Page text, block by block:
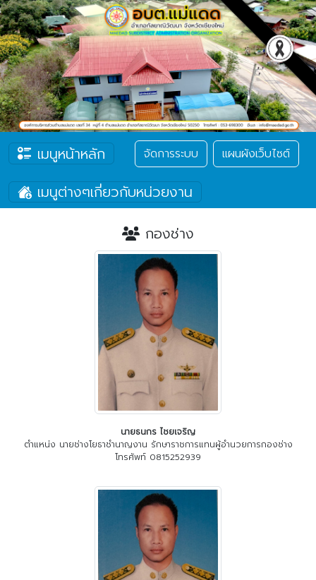
เมนูหน้าหลัก จัดการระบบ แผนผังเว็บไซต์
เมนูต่างๆเกี่ยวกับหน่วยงาน
กองช่าง
นายธนกร ไชยเจริญ
ตำแหน่ง นายช่างโยธาชำนาญงาน รักษาราชการแทนผู้อำนวยการกองช่าง
โทรศัพท์ 0815252939